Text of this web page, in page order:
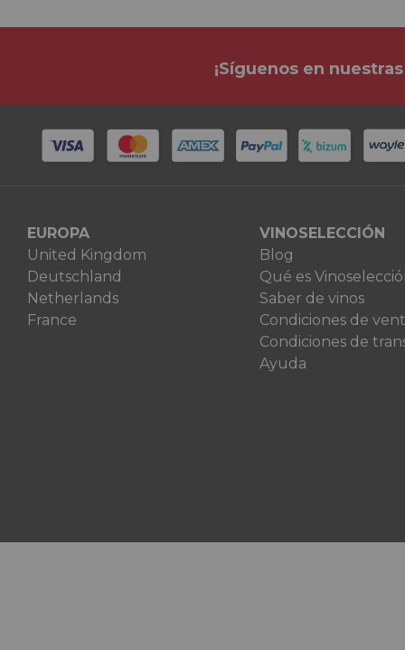
¡Síguenos en
EUROPA
United Kingdom
Deutschland
Netherlands
France
VINOSELECCIÓN
Blog
Qué es
Saber de vinos
Condiciones de
Condiciones de
Ayuda